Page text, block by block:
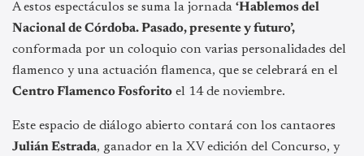
A estos espectáculos se suma la jornada ‘Hablemos del
Nacional de Córdoba. Pasado, presente y futuro’,
conformada por un coloquio con varias personalidades del
flamenco y una actuación flamenca, que se celebrará en el
Centro Flamenco Fosforito el 14 de noviembre.
Este espacio de diálogo abierto contará con los cantaores
Julián Estrada, ganador en la XV edición del Concurso, y